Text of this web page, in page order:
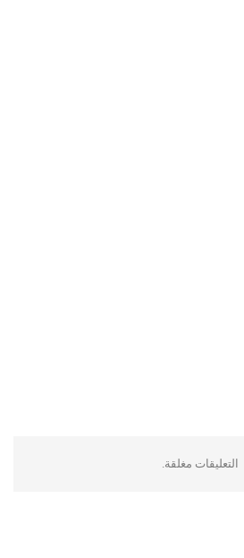
التعليقات مغلقة.